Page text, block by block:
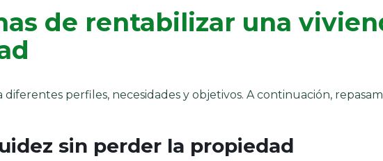
de rentabilizar una
perfiles, necesidades y objetivos. A continuación,
sin perder la propiedad